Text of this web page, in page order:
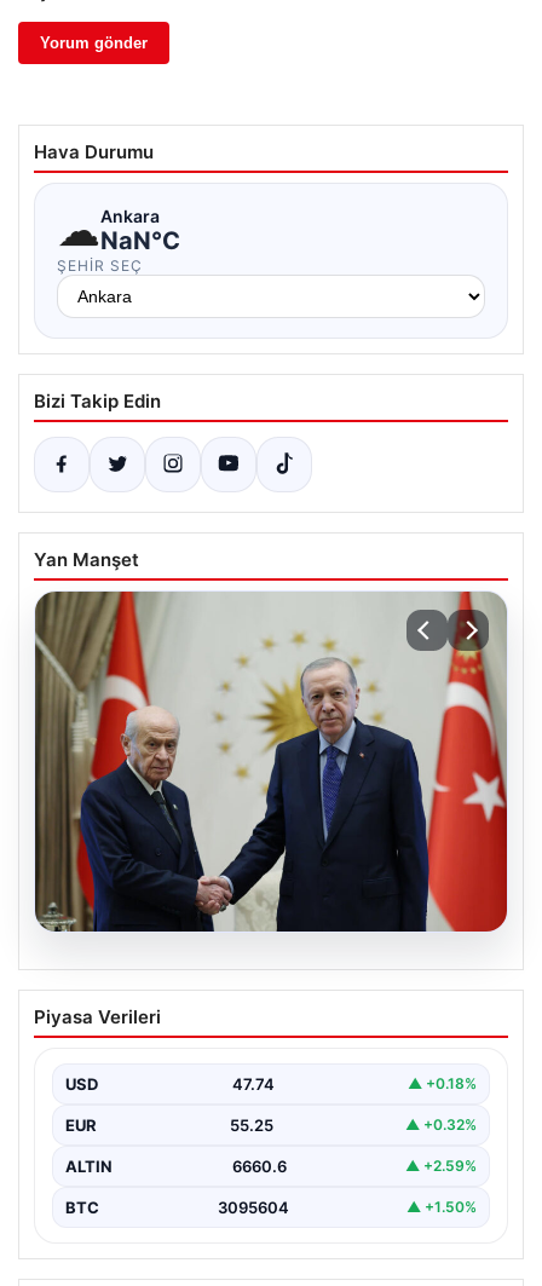
Hava Durumu
☁Ankara
NaN°C
ŞEHIR SEÇ
Bizi Takip Edin
Yan Manşet
Cumhurbaşkanı Erdoğan, Devlet
Bahçeli ile görüştü
Piyasa Verileri
USD 47.74 ▲ +0.18%
EUR 55.25 ▲ +0.32%
ALTIN 6660.6 ▲ +2.59%
BTC 3095604 ▲ +1.50%